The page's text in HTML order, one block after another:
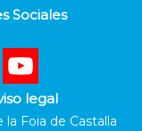
Sociales
legal
la Foia de Castalla